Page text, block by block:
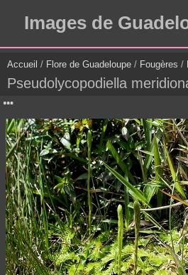
Images de
Accueil / Flore de Guadeloupe / Fougères /
Pseudolycopodiella